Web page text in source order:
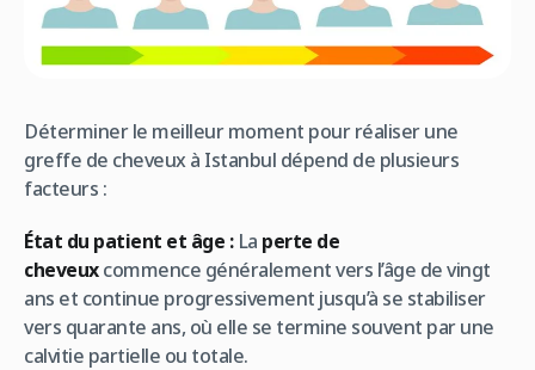
Déterminer le meilleur moment pour réaliser une
greffe de cheveux à Istanbul dépend de plusieurs
facteurs :
État du patient et âge :La perte de
cheveuxcommence généralement vers l’âge de vingt
ans et continue progressivement jusqu’à se stabiliser
vers quarante ans, où elle se termine souvent par une
calvitie partielle ou totale.